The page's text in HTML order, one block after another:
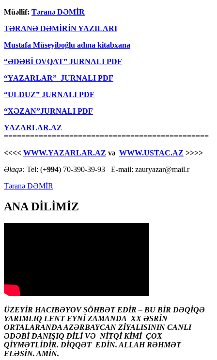
Müəllif: Təranə DƏMİR
TƏRANƏ DƏMİRİN YAZILARI
Mustafa Müseyiboğlu adına kitabxana
“ƏDƏBİ OVQAT” JURNALI PDF
“YAZARLAR” JURNALI PDF
“ULDUZ” JURNALI PDF
“XƏZAN”JURNALI PDF
YAZARLAR.AZ
===============================================
<<<< WWW.YAZARLAR.AZ və WWW.USTAC.AZ >>>>
Əlaqə: Tel: (+994) 70-390-39-93 E-mail: zauryazar@mail.r
Təranə DƏMİR
ANA DİLİMİZ
ÜZEYİR HACIBƏYOV SÖHBƏT EDİR – BU BİR DƏQİQƏ
YARIMLIQ LENT EYNİ ZAMANDA XX ƏSRİN
ORTALARANDA AZƏRBAYCAN ZİYALISININ CANLI
ƏDƏBİ DANIŞIQ DİLİ VƏ NİTQİ KİMİ ÇOX
QİYMƏTLİDİR. DİQQƏT EDİN. ALLAH RƏHMƏT
ELƏSİN. AMİN.